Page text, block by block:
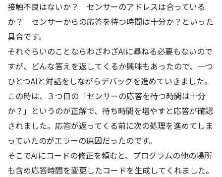
接触不良はないか？ センサーのアドレスは合っている
か？ センサーからの応答を待つ時間は十分か？といった
具合です。
それぐらいのことならわざわざAIに尋ねる必要もないので
すが、どんな答えを返してくるか興味もあったので、一つ
ひとつAIと対話をしながらデバッグを進めていきました。
この時は、３つ目の「センサーの応答を待つ時間は十分
か？」というのが正解で、待ち時間を増やすと応答が確認
されました。応答が返ってくる前に次の処理を進めてしま
っていたのがエラーの原因だったのです。
そこでAIにコードの修正を頼むと、プログラムの他の場所
も含め応答時間を変更したコードを生成してくれました。